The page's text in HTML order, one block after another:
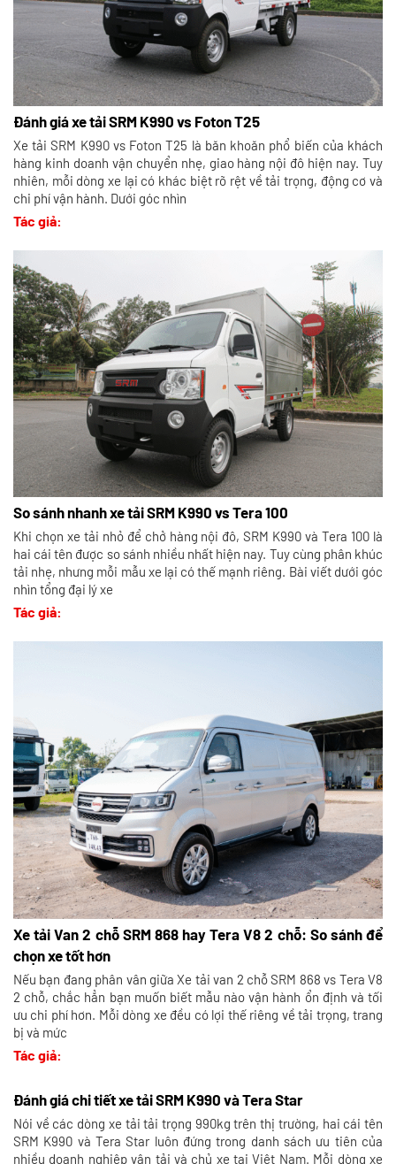
Đánh giá xe tải SRM K990 vs Foton T25
Xe tải SRM K990 vs Foton T25 là băn khoăn phổ biến của khách
hàng kinh doanh vận chuyển nhẹ, giao hàng nội đô hiện nay. Tuy
nhiên, mỗi dòng xe lại có khác biệt rõ rệt về tải trọng, động cơ và
chi phí vận hành. Dưới góc nhìn
Tác giả:
So sánh nhanh xe tải SRM K990 vs Tera 100
Khi chọn xe tải nhỏ để chở hàng nội đô, SRM K990 và Tera 100 là
hai cái tên được so sánh nhiều nhất hiện nay. Tuy cùng phân khúc
tải nhẹ, nhưng mỗi mẫu xe lại có thế mạnh riêng. Bài viết dưới góc
nhìn tổng đại lý xe
Tác giả:
Xe tải Van 2 chỗ SRM 868 hay Tera V8 2 chỗ: So sánh để
chọn xe tốt hơn
Nếu bạn đang phân vân giữa Xe tải van 2 chỗ SRM 868 vs Tera V8
2 chỗ, chắc hẳn bạn muốn biết mẫu nào vận hành ổn định và tối
ưu chi phí hơn. Mỗi dòng xe đều có lợi thế riêng về tải trọng, trang
bị và mức
Tác giả:
Đánh giá chi tiết xe tải SRM K990 và Tera Star
Nói về các dòng xe tải tải trọng 990kg trên thị trường, hai cái tên
SRM K990 và Tera Star luôn đứng trong danh sách ưu tiên của
nhiều doanh nghiệp vận tải và chủ xe tại Việt Nam. Mỗi dòng xe